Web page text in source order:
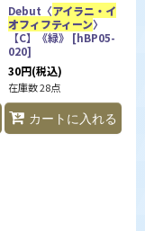
Debut〈アイラニ・イ
オフィフティーン〉
【C】《緑》 [hBP05-
020]
30円(税込)
在庫数 28点
カートに入れる